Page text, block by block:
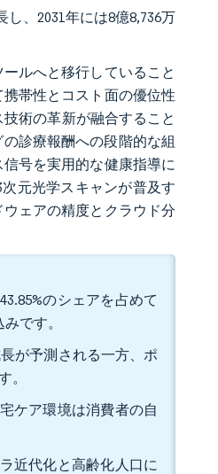
、2031年には8億8,736万
ルへと移行していること
帯性とコスト面の優位性
術の革新が融合すること
診療報酬への段階的な組
号を実用的な健康指導に
元光学スキャンが普及す
ェアの精度とクラウド分
のシェアを占めて
です。
が予測される一方、ポ
。
ケア環境は消費者の自
近代化と高齢化人口に